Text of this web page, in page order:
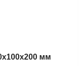
мм